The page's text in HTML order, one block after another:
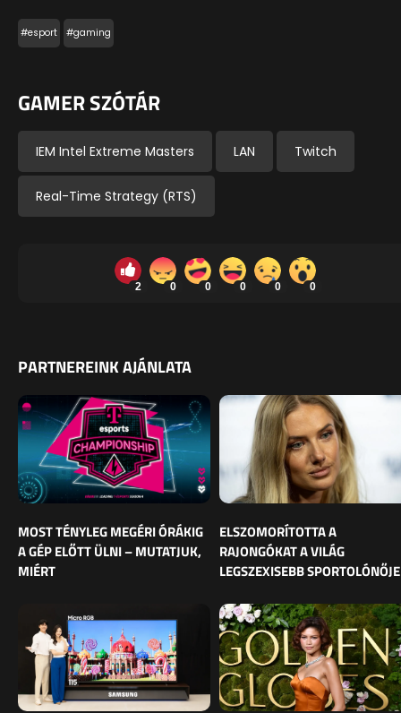
#esport #gaming
GAMER SZÓTÁR
IEM Intel Extreme Masters LAN Twitch
Real-Time Strategy (RTS)
2 0 0 0 0 0
PARTNEREINK AJÁNLATA
MOST TÉNYLEG MEGÉRI ÓRÁKIG
A GÉP ELŐTT ÜLNI – MUTATJUK,
MIÉRT
ELSZOMORÍTOTTA A
RAJONGÓKAT A VILÁG
LEGSZEXISEBB SPORTOLÓNŐJE